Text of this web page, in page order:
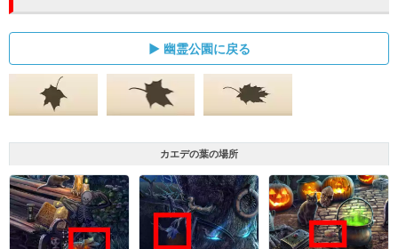
幽霊公園に戻る
カエデの葉の場所